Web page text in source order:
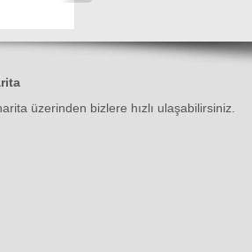
üzerinden bizlere hızlı ulaşabilirsiniz.